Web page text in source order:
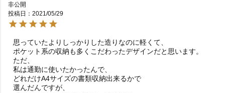
非公開
投稿日
2021/05/29
思っていたよりしっかりした造りなのに軽くて、
ポケット系の収納も多くこだわったデザインだと思います。
ただ、
私は通勤に使いたかったんで、
どれだけA4サイズの書類収納出来るかで
選んだんですが、